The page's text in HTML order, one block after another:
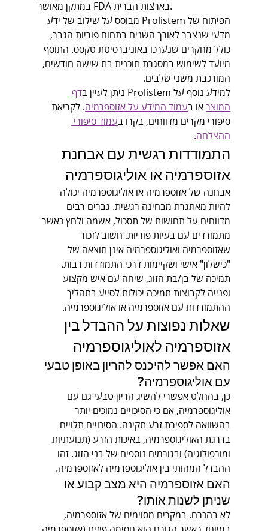
במתקן מאושר FDA בארצות הברית.
הפיתוח של Prolistem מבוסס על שילוב של ידע
מדעי שנצבר לאורך השנים בתחום פוריות הגבר,
כולל מחקרים שנערכו באוניברסיטת טקסס. התוסף
מיועד לשימוש במסגרת תוכנית בת שישה חודשים,
המורכבת משני שלבים.
למידע נוסף על Prolistem ניתן לעיין ב
דף
המוצר או בעמוד המידע על אזוספרמיה. לקריאת
סיפורי מקרים מדווחים, בקרו בעמוד סיפורי
ההצלחה.
התמודדות רגשית עם אבחנת
אזוספרמיה או אוליגוספרמיה
אבחנה של אזוספרמיה או אוליגוספרמיה יכולה
להיות מאתגרת מבחינה רגשית. גברים רבים
מדווחים על תחושות של תסכול, אשמה ולחץ כאשר
מתמודדים עם בעיות פוריות. חשוב לזכור
שאזוספרמיה ואוליגוספרמיה אינן תוצאה של
"כישלון" אישי ושקיימות דרכי התמודדות רבות.
תמיכה של בן/בת הזוג, שיחה עם איש מקצוע
ופנייה לקבוצות תמיכה יכולות לסייע בתהליך
ההתמודדות עם אזוספרמיה או אוליגוספרמיה.
שאלות נפוצות על ההבדל בין
אזוספרמיה לאוליגוספרמיה
האם אפשר להיכנס להריון באופן טבעי
עם אוליגוספרמיה?
כן, בהחלט אפשרי להשיג הריון טבעי גם עם
אוליגוספרמיה, אם כי הסיכויים נמוכים יותר
בהשוואה לספירת זרע תקינה. הסיכויים תלויים
בדרגת האוליגוספרמיה, באיכות הזרע (תנועתיות
ומורפולוגיה) ובגורמים נוספים של בני הזוג. זהו
ההבדל המהותי בין אוליגוספרמיה לאזוספרמיה.
האם אזוספרמיה היא מצב קבוע או
שניתן לשנות אותו?
לא בהכרח. במקרים מסוימים של אזוספרמיה,